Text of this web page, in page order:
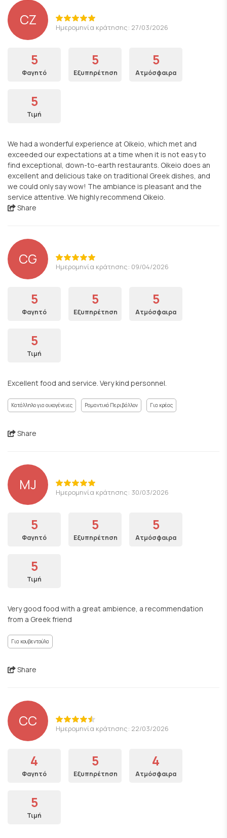
CZ Ημερομηνία κράτησης: 27/03/2026
5
Φαγητό
5
Εξυπηρέτηση
5
Ατμόσφαιρα
5
Τιμή
We had a wonderful experience at Oikeio, which met and
exceeded our expectations at a time when it is not easy to
find exceptional, down-to-earth restaurants. Oikeio does an
excellent and delicious take on traditional Greek dishes, and
we could only say wow! The ambiance is pleasant and the
service attentive. We highly recommend Oikeio.
Share
CG Ημερομηνία κράτησης: 09/04/2026
5
Φαγητό
5
Εξυπηρέτηση
5
Ατμόσφαιρα
5
Τιμή
Excellent food and service. Very kind personnel.
Κατάλληλο για οικογένειες Ρομαντικό Περιβάλλον Για κρέας
Share
MJ Ημερομηνία κράτησης: 30/03/2026
5
Φαγητό
5
Εξυπηρέτηση
5
Ατμόσφαιρα
5
Τιμή
Very good food with a great ambience, a recommendation
from a Greek friend
Για κουβεντούλα
Share
CC Ημερομηνία κράτησης: 22/03/2026
4
Φαγητό
5
Εξυπηρέτηση
4
Ατμόσφαιρα
5
Τιμή